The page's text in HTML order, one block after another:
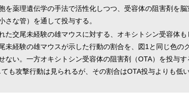
を薬理遺伝学の手法で活性化しつつ、受容体の阻害剤を
な管）を通して投与する。
た交尾未経験の雄マウスに対する、オキシトシン受容体
未経験の雄マウスが示した行動の割合を、図1と同じ色の
ない。一方オキシトシン受容体の阻害剤（OTA）を投与
も攻撃行動は見られるが、その割合はOTA投与よりも低い